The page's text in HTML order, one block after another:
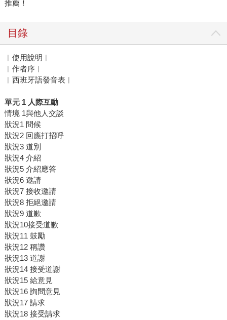
推薦！
目錄
︱使用說明︱
︱作者序︱
︱西班牙語發音表︱
單元 1 人際互動
情境 1與他人交談
狀況1 問候
狀況2 回應打招呼
狀況3 道別
狀況4 介紹
狀況5 介紹應答
狀況6 邀請
狀況7 接收邀請
狀況8 拒絕邀請
狀況9 道歉
狀況10接受道歉
狀況11 鼓勵
狀況12 稱讚
狀況13 道謝
狀況14 接受道謝
狀況15 給意見
狀況16 詢問意見
狀況17 請求
狀況18 接受請求